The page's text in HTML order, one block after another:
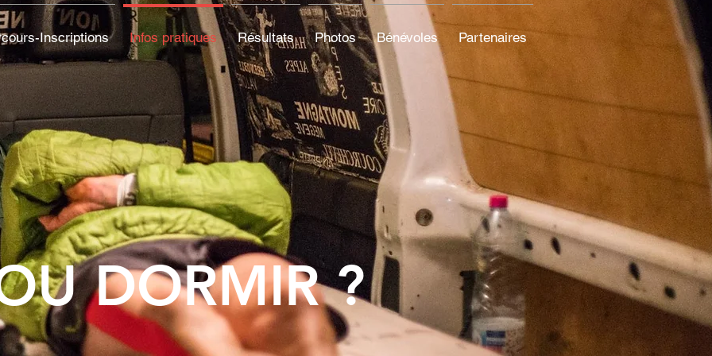
Inscriptions Infos pratiques Résultats Photos Bénévoles Partenaires
DORMIR ?